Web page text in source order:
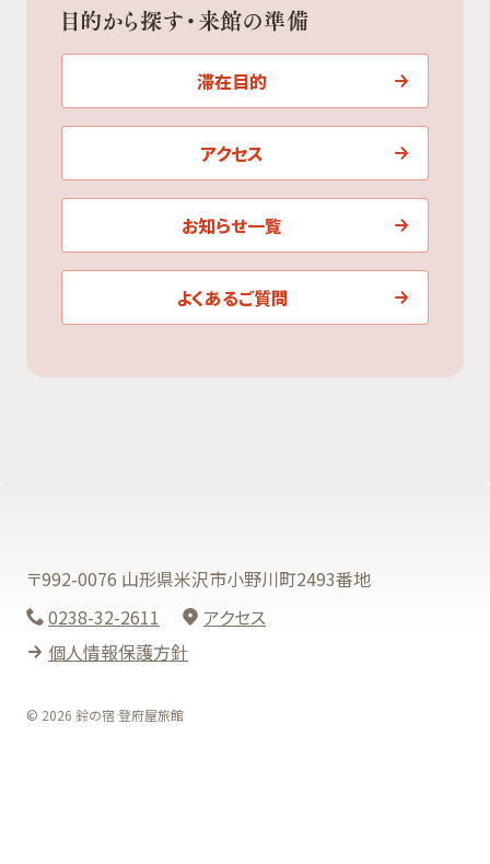
目的から探す・来館の準備
滞在目的
アクセス
お知らせ一覧
よくあるご質問
〒992-0076 山形県米沢市小野川町2493番地
0238-32-2611
アクセス
個人情報保護方針
© 2026 鈴の宿 登府屋旅館